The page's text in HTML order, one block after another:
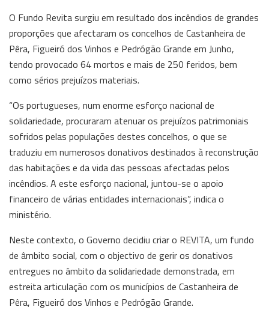
O Fundo Revita surgiu em resultado dos incêndios de grandes
proporções que afectaram os concelhos de Castanheira de
Pêra, Figueiró dos Vinhos e Pedrógão Grande em Junho,
tendo provocado 64 mortos e mais de 250 feridos, bem
como sérios prejuízos materiais.
“Os portugueses, num enorme esforço nacional de
solidariedade, procuraram atenuar os prejuízos patrimoniais
sofridos pelas populações destes concelhos, o que se
traduziu em numerosos donativos destinados à reconstrução
das habitações e da vida das pessoas afectadas pelos
incêndios. A este esforço nacional, juntou-se o apoio
financeiro de várias entidades internacionais”, indica o
ministério.
Neste contexto, o Governo decidiu criar o REVITA, um fundo
de âmbito social, com o objectivo de gerir os donativos
entregues no âmbito da solidariedade demonstrada, em
estreita articulação com os municípios de Castanheira de
Pêra, Figueiró dos Vinhos e Pedrógão Grande.